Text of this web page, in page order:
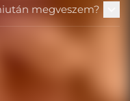
megveszem?